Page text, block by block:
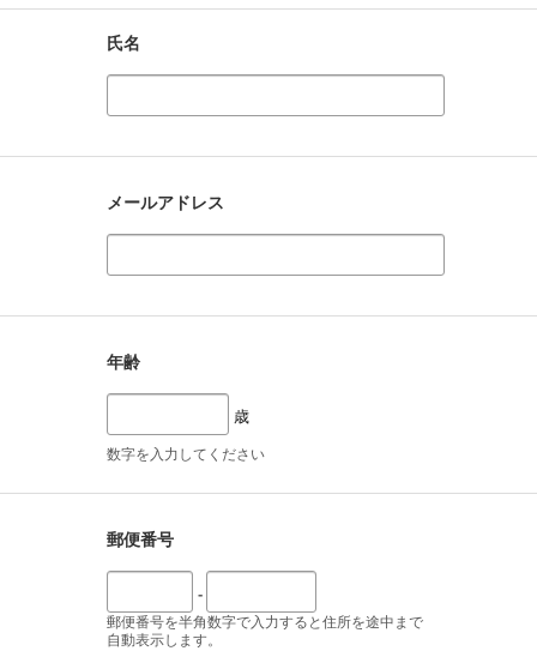
氏名
メールアドレス
年齢
歳
数字を入力してください
郵便番号
-
郵便番号を半角数字で入力すると住所を途中まで
自動表示します。